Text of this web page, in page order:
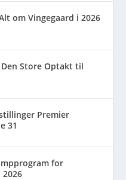
om Vingegaard i 2026
Den Store Optakt til
Premier
31
for